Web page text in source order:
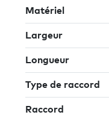
Matériel
Largeur
Longueur
Type de raccord
Raccord